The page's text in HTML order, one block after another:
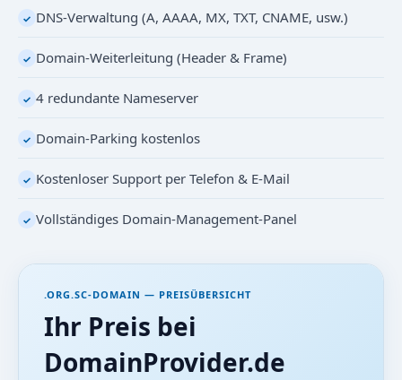
✓ DNS-Verwaltung (A, AAAA, MX, TXT, CNAME, usw.)
✓ Domain-Weiterleitung (Header & Frame)
✓ 4 redundante Nameserver
✓ Domain-Parking kostenlos
✓ Kostenloser Support per Telefon & E-Mail
✓ Vollständiges Domain-Management-Panel
.ORG.SC-DOMAIN — PREISÜBERSICHT
Ihr Preis bei
DomainProvider.de